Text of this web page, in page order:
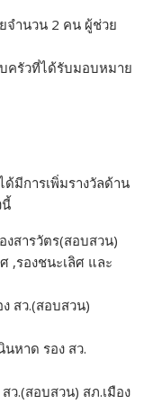
จำนวน 2 คน ผู้ช่วย
ครัวที่ได้รับมอบหมาย
มีการเพิ่มรางวัลด้าน
สารวัตร(สอบสวน)
,รองชนะเลิศ และ
สว.(สอบสวน)
หาด รอง สว.
ว.(สอบสวน) สภ.เมือง